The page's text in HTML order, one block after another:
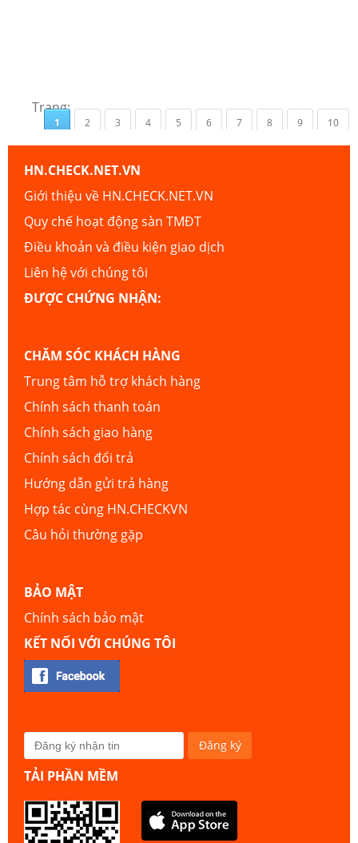
Trang:
1 2 3 4 5 6 7 8 9 10
HN.CHECK.NET.VN
Giới thiệu về HN.CHECK.NET.VN
Quy chế hoạt động sàn TMĐT
Điều khoản và điều kiện giao dịch
Liên hệ với chúng tôi
ĐƯỢC CHỨNG NHẬN:
CHĂM SÓC KHÁCH HÀNG
Trung tâm hỗ trợ khách hàng
Chính sách thanh toán
Chính sách giao hàng
Chính sách đổi trả
Hướng dẫn gửi trả hàng
Hợp tác cùng HN.CHECKVN
Câu hỏi thường gặp
BẢO MẬT
Chính sách bảo mật
KẾT NỐI VỚI CHÚNG TÔI
TẢI PHẦN MỀM